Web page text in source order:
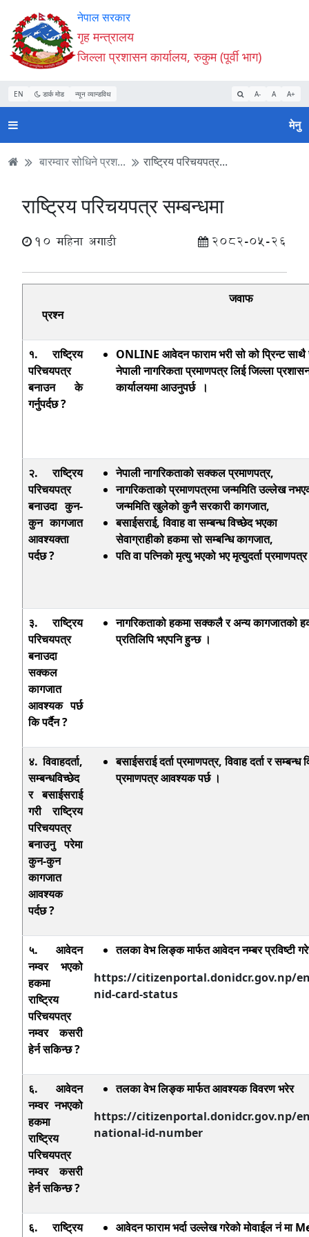
Accessibility
Mode
सुरु
गर्नुहोस्
सामाग्री
पढ्नुहाेस्
नेभिगेसन
पढ्नुहाेस्
वेबसाइट
खोजमा
जानुहोस्
नेपाल सरकार
गृह मन्त्रालय
जिल्ला प्रशासन कार्यालय, रुकुम (पूर्वी भाग)
EN डार्क मोड न्यून व्यान्डविथ A- A A+
मेनु
बारम्वार सोधिने प्रश... राष्ट्रिय परिचयपत्र...
राष्ट्रिय परिचयपत्र सम्बन्धमा
10 महिना अगाडी 2082-05-26
प्रश्न
जवाफ
१. राष्ट्रिय
परिचयपत्र
बनाउन के
गर्नुपर्दछ ?
ONLINE आवेदन फाराम भरी सो को प्रिन्ट
नेपाली नागरिकता प्रमाणपत्र लिई जिल्ला
कार्यालयमा आउनुपर्छ ।
२. राष्ट्रिय
परिचयपत्र
बनाउदा कुन-
कुन कागजात
आवश्यक्ता
पर्दछ ?
नेपाली नागरिकताकोसक्कल प्रमाणपत्र,
नागरिकताकोप्रमाणपत्रमा जन्ममिति उल्लेख
जन्ममिति खुलेको कुनै सरकारी कागजात,
बसाईसराई, विवाह वा सम्बन्ध विच्छेद भएका
सेवाग्राहीको हकमा सो सम्बन्धि कागजात,
पति वा पत्निकोमृत्यु भएको भए मृत्युदर्ता
३. राष्ट्रिय
परिचयपत्र
बनाउदा
सक्कल
कागजात
आवश्यक पर्छ
कि पर्दैन ?
नागरिकताको हकमा सक्कलै र अन्य कागजातको
प्रतिलिपि भएपनि हुन्छ ।
४. विवाहदर्ता,
सम्बन्धविच्छेद
र बसाईसराई
गरी राष्ट्रिय
परिचयपत्र
बनाउनु परेमा
कुन-कुन
कागजात
आवश्यक
पर्दछ ?
बसाईसराई दर्ता प्रमाणपत्र, विवाह दर्ता र सम्बन्ध
प्रमाणपत्र आवश्यक पर्छ ।
५. आवेदन
नम्वर भएको
हकमा
राष्ट्रिय
परिचयपत्र
नम्वर कसरी
हेर्न सकिन्छ ?
तलका वेभ लिङ्कमार्फत आवेदन नम्बर प्रविष्टी
https://citizenportal.donidcr.gov.np/
nid-card-status
६. आवेदन
नम्वर नभएको
हकमा
राष्ट्रिय
परिचयपत्र
नम्वर कसरी
हेर्न सकिन्छ ?
तलका वेभ लिङ्क मार्फत आवश्यक विवरण भरेर
https://citizenportal.donidcr.gov.np/
national-id-number
६. राष्ट्रिय
आवेदन फाराम भर्दा उल्लेख गरेको मोवाईल नं मा